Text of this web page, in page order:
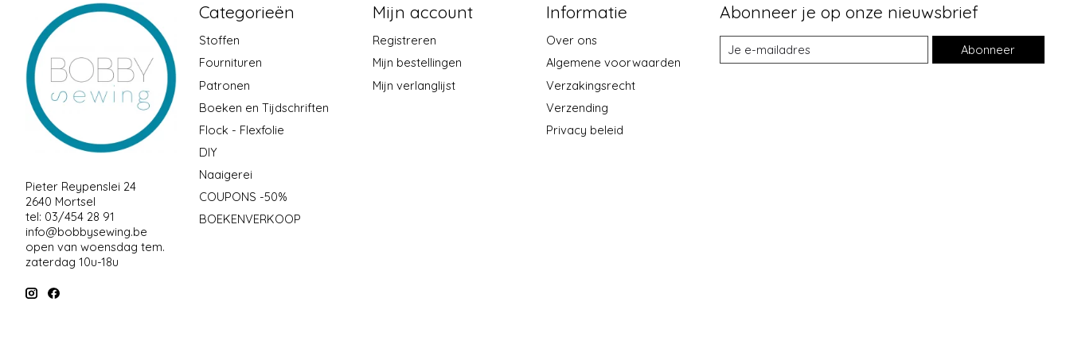
Pieter Reypenslei 24
2640 Mortsel
tel: 03/454 28 91
info@bobbysewing.be
open van woensdag tem.
zaterdag 10u-18u
Categorieën
Stoffen
Fournituren
Patronen
Boeken en Tijdschriften
Flock - Flexfolie
DIY
Naaigerei
COUPONS -50%
BOEKENVERKOOP
Mijn account
Registreren
Mijn bestellingen
Mijn verlanglijst
Informatie
Over ons
Algemene voorwaarden
Verzakingsrecht
Verzending
Privacy beleid
Abonneer je op onze nieuwsbrief
Abonneer